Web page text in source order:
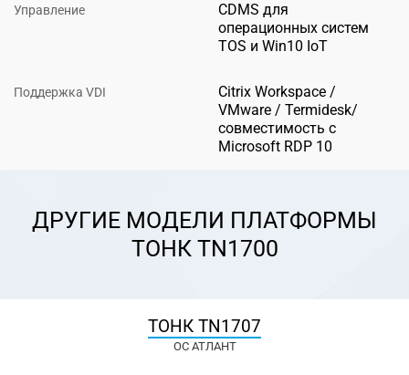
Управление
CDMS для
операционных систем
TOS и Win10 IoT
Поддержка VDI
Citrix Workspace /
VMware / Termidesk/
совместимость с
Microsoft RDP 10
ДРУГИЕ МОДЕЛИ ПЛАТФОРМЫ
ТОНК TN1700
ТОНК TN1707
ОС АТЛАНТ